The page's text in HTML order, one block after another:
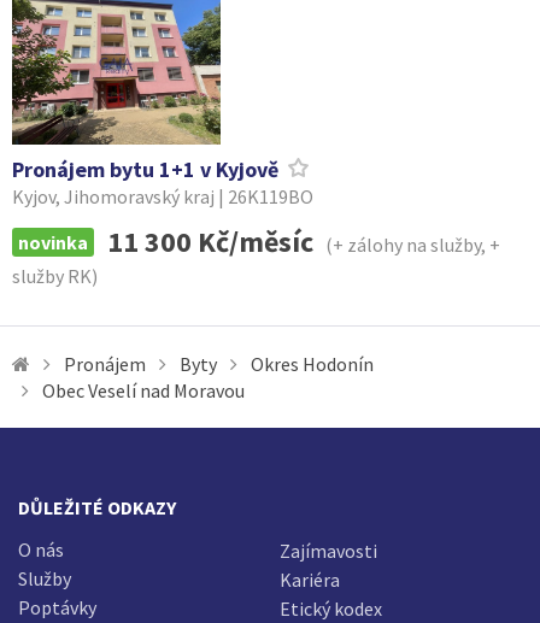
Pronájem bytu 1+1 v Kyjově
Kyjov, Jihomoravský kraj | 26K119BO
novinka
11 300 Kč/měsíc (+ zálohy na služby, +
služby RK)
Pronájem Byty
Okres Hodonín
Obec Veselí nad Moravou
DŮLEŽITÉ ODKAZY
O nás
Služby
Poptávky
Zajímavosti
Kariéra
Etický kodex